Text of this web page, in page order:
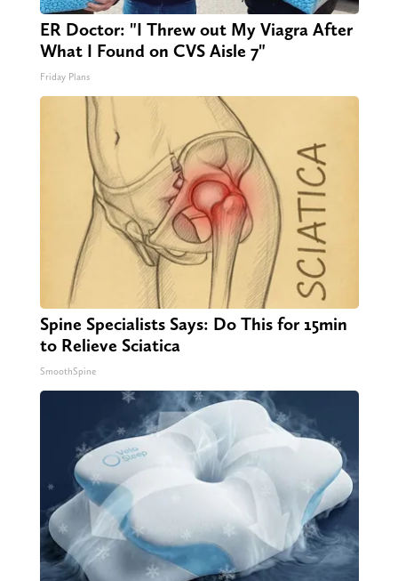
ER Doctor: "I Threw out My Viagra After
What I Found on CVS Aisle 7"
Friday Plans
Spine Specialists Says: Do This for 15min
to Relieve Sciatica
SmoothSpine